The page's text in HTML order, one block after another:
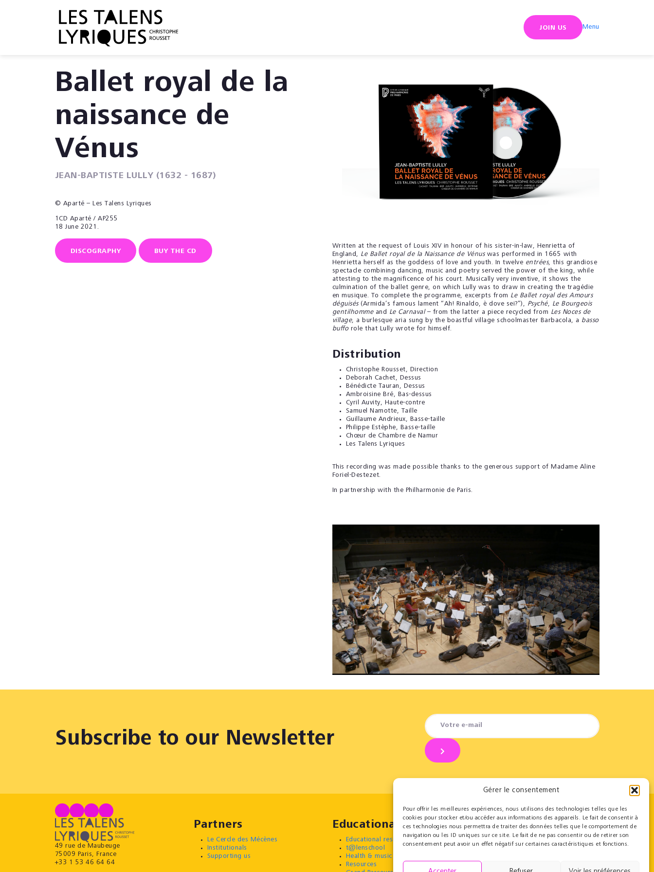
Gérer le consentement
Pour offrir les meilleures expériences, nous utilisons des technologies telles que les
cookies pour stocker et/ou accéder aux informations des appareils. Le fait de consentir à
ces technologies nous permettra de traiter des données telles que le comportement de
navigation ou les ID uniques sur ce site. Le fait de ne pas consentir ou de retirer son
consentement peut avoir un effet négatif sur certaines caractéristiques et fonctions.
JOIN US Menu
Ballet royal de la
naissance de
Vénus
JEAN-BAPTISTE LULLY (1632 - 1687)
© Aparté – Les Talens Lyriques
1CD Aparté / AP255
18 June 2021.
DISCOGRAPHY BUY THE CD
Written at the request of Louis XIV in honour of his sister-in-law, Henrietta of
England, Le Ballet royal de la Naissance de Vénuswas performed in 1665 with
Henrietta herself as the goddess of love and youth. In twelve entrées, this grandiose
spectacle combining dancing, music and poetry served the power of the king, while
attesting to the magnificence of his court. Musically very inventive, it shows the
culmination of the ballet genre, on which Lully was to draw in creating the tragédie
en musique. To complete the programme, excerpts from Le Ballet royal des Amours
déguisés(Armida’s famous lament “Ah! Rinaldo, è dove sei?”), Psyché, Le Bourgeois
gentilhommeand Le Carnaval– from the latter a piece recycled from Les Noces de
village, a burlesque aria sung by the boastful village schoolmaster Barbacola, a basso
bufforole that Lully wrote for himself.
Distribution
Christophe Rousset, Direction
Deborah Cachet, Dessus
Bénédicte Tauran , Dessus
Ambroisine Bré, Bas-dessus
Cyril Auvity, Haute-contre
Samuel Namotte, Taille
Guillaume Andrieux, Basse-taille
Philippe Estèphe, Basse-taille
Chœur de Chambre de Namur
Les Talens Lyriques
This recording was made possible thanks to the generous support of Madame Aline
Foriel-Destezet.
In partnership with the Philharmonie de Paris.
Subscribe to our Newsletter
49 rue de Maubeuge
75009 Paris, France
+33 1 53 46 64 64
Partners
Le Cercle des Mécènes
Institutionals
Supporting us
Educational
Educational residencies
t@lenschool
Health & music
Resources
Contact
Contact